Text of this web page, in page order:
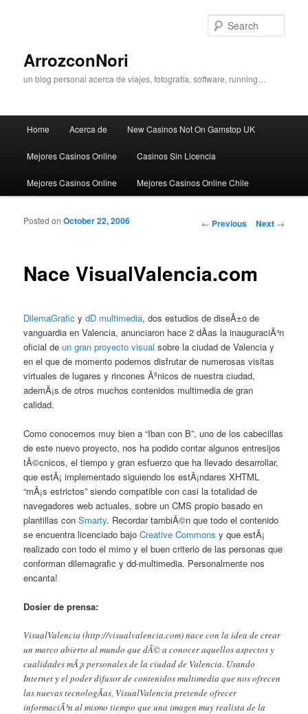
ArrozconNori
un blog personal acerca de viajes, fotografía, software, running…
Skip to primary content
Skip to secondary content
Home Acerca de New Casinos Not On Gamstop UK
Mejores Casinos Online Casinos Sin Licencia
Mejores Casinos Online Mejores Casinos Online Chile
Post navigation
← Previous Next →
Nace VisualValencia.com
Posted onOctober 22, 2006
DilemaGrafic ydD multimedia, dos estudios de diseÃ±o de
vanguardia en Valencia, anunciaron hace 2 dÃ­as la inauguraciÃ³n
oficial deun gran proyecto visual sobre la ciudad de Valencia y
en el que de momento podemos disfrutar de numerosas visitas
virtuales de lugares y rincones Ãºnicos de nuestra ciudad,
ademÃ¡s de otros muchos contenidos multimedia de gran
calidad.
Como conocemos muy bien a “Iban con B”, uno de los cabecillas
de este nuevo proyecto, nos ha podido contar algunos entresijos
tÃ©cnicos, el tiempo y gran esfuerzo que ha llevado desarrollar,
que estÃ¡ implementado siguiendo los estÃ¡ndares XHTML
“mÃ¡s estrictos” siendo compatible con casi la totalidad de
navegadores web actuales, sobre un CMS propio basado en
plantillas conSmarty. Recordar tambiÃ©n que todo el contenido
se encuentra licenciado bajoCreative Commons y que estÃ¡
realizado con todo el mimo y el buen criterio de las personas que
conforman dilemagrafic y dd-multimedia. Personalmente nos
encanta!
Dosier de prensa:
VisualValencia (http://visualvalencia.com) nace con la idea de crear
un marco abierto al mundo que dÃ© a conocer aquellos aspectos y
cualidades mÃ¡s personales de la ciudad de Valencia. Usando
Internet y el poder difusor de contenidos multimedia que nos ofrecen
las nuevas tecnologÃ­as, VisualValencia pretende ofrecer
informaciÃ³n al mismo tiempo que una imagen muy realista de la